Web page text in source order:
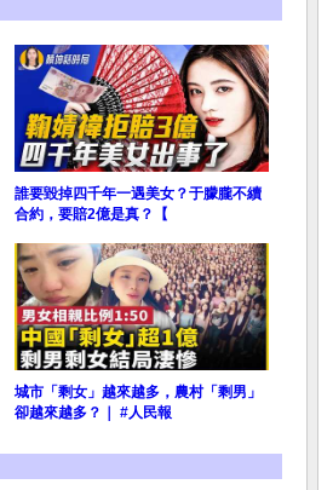
誰要毀掉四千年一遇美女？于朦朧不續
合約，要賠2億是真？【
城市「剩女」越來越多，農村「剩男」
卻越來越多？｜ #人民報